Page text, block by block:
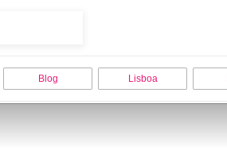
Blog Lisboa